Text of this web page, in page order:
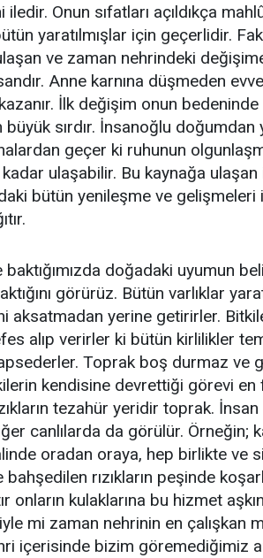
iledir. Onun sıfatları açıldıkça
yaratılmışlar için geçerlidir.
ve zaman nehrindeki
Anne karnına düşmeden
kazanır. İlk değişim onun
sırdır. İnsanoğlu doğumdan
geçer ki ruhunun
kadar ulaşabilir. Bu kaynağa ulaşan
bütün yenileşme ve gelişmeleri
baktığımızda doğadaki uyumun
görürüz. Bütün varlıklar
aksatmadan yerine getirirler.
alıp verirler ki bütün kirlilikler
Toprak boş durmaz ve
kendisine devrettiği görevi en
tezahür yeridir toprak.
canlılarda da görülür. Örneğin;
oradan oraya, hep birlikte ve
bahşedilen rızıkların peşinde
onların kulaklarına bu hizmet
mi zaman nehrinin en çalışkan
içerisinde bizim göremediğimiz